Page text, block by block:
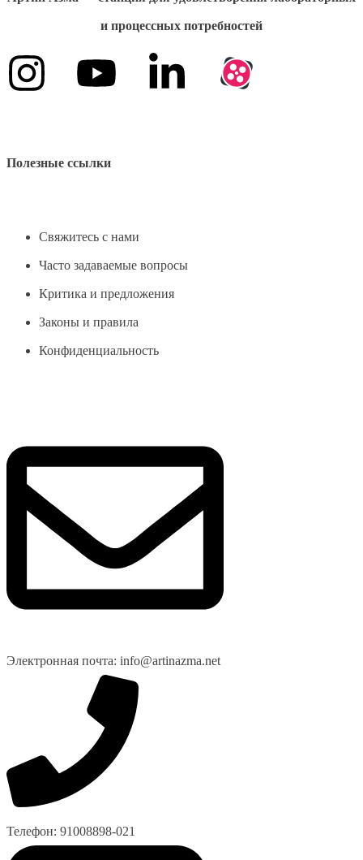
и процессных потребностей
Полезные ссылки
Свяжитесь с нами
Часто задаваемые вопросы
Критика и предложения
Законы и правила
Конфиденциальность
Электронная почта: info@artinazma.net
Телефон: 91008898-021